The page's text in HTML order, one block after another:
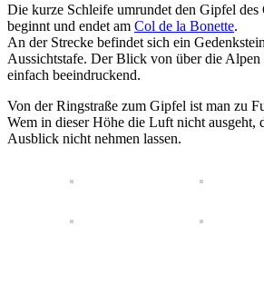
Die kurze Schleife umrundet den Gipfel des
beginnt und endet am Col de la Bonette.
An der Strecke befindet sich ein
Aussichtstafe. Der Blick von über die Alpen
einfach beeindruckend.
Von der Ringstraße zum Gipfel ist man zu
Wem in dieser Höhe die Luft nicht ausgeht,
Ausblick nicht nehmen lassen.